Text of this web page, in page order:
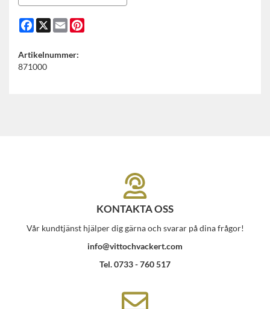
Facebook
X Email
Artikelnummer:
871000
KONTAKTA OSS
Vår kundtjänst hjälper dig gärna och svarar på dina frågor!
info@vittochvackert.com
Tel. 0733 - 760 517